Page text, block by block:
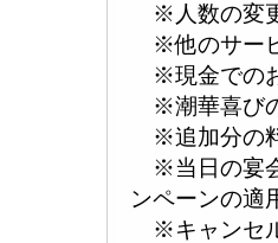
※人数の変
※他のサー
※現金での
※潮華喜び
※追加分の
※当日の宴
ンペーンの
※キャンセ